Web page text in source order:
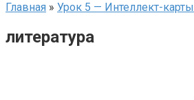
Главная » Урок 5 — Интеллект-карты
литература